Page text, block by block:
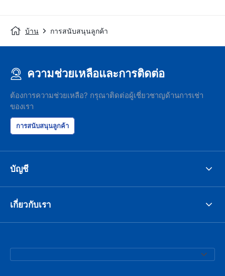
บ้าน การสนับสนุนลูกค้า
ความช่วยเหลือและการติดต่อ
ต้องการความช่วยเหลือ? กรุณาติดต่อผู้เชี่ยวชาญด้านการเช่า
ของเรา
การสนับสนุนลูกค้า
บัญชี
เกี่ยวกับเรา